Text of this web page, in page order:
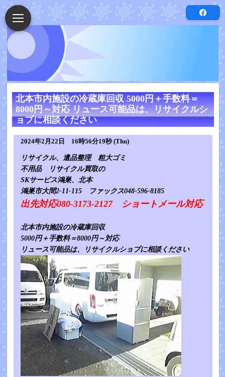
北本市内施設の冷蔵庫回収 5000円＋手数料＝
8000円～対応 リュース可能品は、リサイクルシ
ョプに相談ください
2024年2月22日 16時56分19秒 (Thu)
リサイクル、遺品整理 粗大ゴミ
不用品 リサイクル買取の
SKサービス鴻巣、北本
鴻巣市大間2-11-115 ファックス048-596-8185
出先対応080-3173-2127 ショートメール対応
北本市内施設の冷蔵庫回収
5000円＋手数料＝8000円～対応
リュース可能品は、リサイクルショプに相談ください